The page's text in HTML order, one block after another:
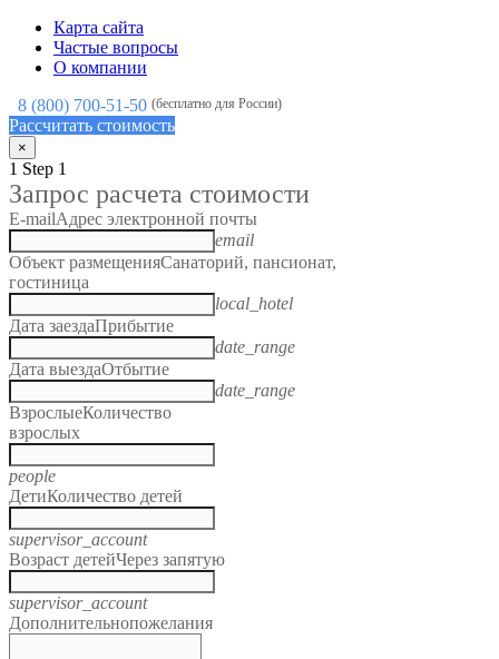
Карта сайта
Частые вопросы
О компании
8 (800) 700-51-50 (бесплатно для России)
Рассчитать стоимость
×
1 Step 1
Запрос расчета стоимости
E-mailАдрес электронной почты
email
Объект размещенияСанаторий, пансионат,
гостиница
local_hotel
Дата заездаПрибытие
date_range
Дата выездаОтбытие
date_range
ВзрослыеКоличество
взрослых
people
ДетиКоличество детей
supervisor_account
Возраст детейЧерез запятую
supervisor_account
Дополнительнопожелания